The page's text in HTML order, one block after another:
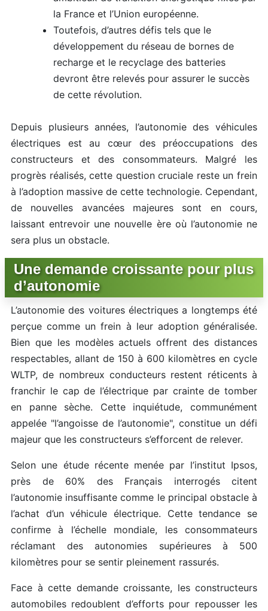
la France et l’Union européenne.
Toutefois, d’autres défis tels que le
développement du réseau de bornes de
recharge et le recyclage des batteries
devront être relevés pour assurer le succès
de cette révolution.
Depuis plusieurs années, l’autonomie des véhicules
électriques est au cœur des préoccupations des
constructeurs et des consommateurs. Malgré les
progrès réalisés, cette question cruciale reste un frein
à l’adoption massive de cette technologie. Cependant,
de nouvelles avancées majeures sont en cours,
laissant entrevoir une nouvelle ère où l’autonomie ne
sera plus un obstacle.
Une demande croissante pour plus
d’autonomie
L’autonomie des voitures électriques a longtemps été
perçue comme un frein à leur adoption généralisée.
Bien que les modèles actuels offrent des distances
respectables, allant de 150 à 600 kilomètres en cycle
WLTP, de nombreux conducteurs restent réticents à
franchir le cap de l’électrique par crainte de tomber
en panne sèche. Cette inquiétude, communément
appelée "l’angoisse de l’autonomie", constitue un défi
majeur que les constructeurs s’efforcent de relever.
Selon une étude récente menée par l’institut Ipsos,
près de 60% des Français interrogés citent
l’autonomie insuffisante comme le principal obstacle à
l’achat d’un véhicule électrique. Cette tendance se
confirme à l’échelle mondiale, les consommateurs
réclamant des autonomies supérieures à 500
kilomètres pour se sentir pleinement rassurés.
Face à cette demande croissante, les constructeurs
automobiles redoublent d’efforts pour repousser les